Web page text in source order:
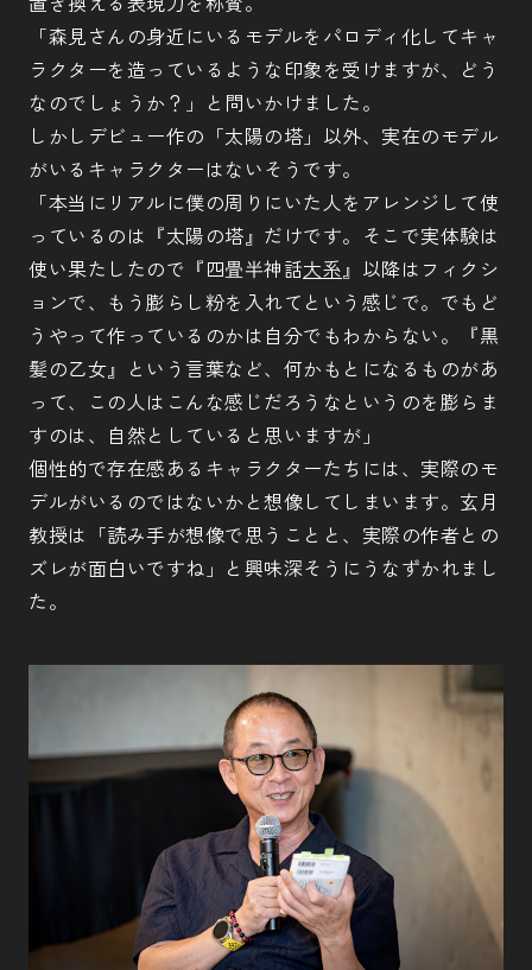
「森見さんの身近にいるモデルをパロディ化してキャ
ラクターを造っているような印象を受けますが、どう
なのでしょうか？」と問いかけました。
しかしデビュー作の「太陽の塔」以外、実在のモデル
がいるキャラクターはないそうです。
「本当にリアルに僕の周りにいた人をアレンジして使
っているのは『太陽の塔』だけです。そこで実体験は
使い果たしたので『四畳半神話大系』以降はフィクシ
ョンで、もう膨らし粉を入れてという感じで。でもど
うやって作っているのかは自分でもわからない。『黒
髪の乙女』という言葉など、何かもとになるものがあ
って、この人はこんな感じだろうなというのを膨らま
すのは、自然としていると思いますが」
個性的で存在感あるキャラクターたちには、実際のモ
デルがいるのではないかと想像してしまいます。玄月
教授は「読み手が想像で思うことと、実際の作者との
ズレが面白いですね」と興味深そうにうなずかれまし
た。